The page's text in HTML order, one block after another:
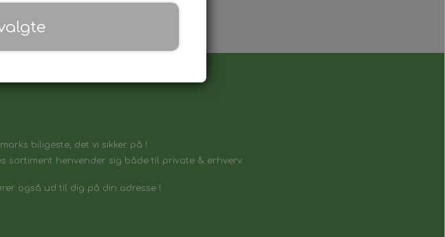
biligeste, det vi sikker på !
sortiment henvender sig både til private & erhverv.
også ud til dig på din adresse !